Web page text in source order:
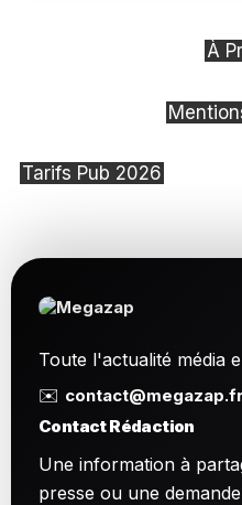
À
Tarifs Pub 2026
Toute l'actualité média
✉️ contact@megazap.fr
Contact Rédaction
Une information à
presse ou une